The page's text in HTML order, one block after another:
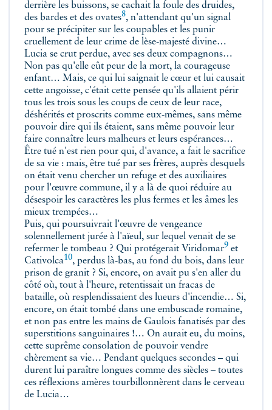
derrière les buissons, se cachait la foule des druides,
des bardes et des ovates8, n'attendant qu'un signal
pour se précipiter sur les coupables et les punir
cruellement de leur crime de lèse-majesté divine…
Lucia se crut perdue, avec ses deux compagnons…
Non pas qu'elle eût peur de la mort, la courageuse
enfant… Mais, ce qui lui saignait le cœur et lui causait
cette angoisse, c'était cette pensée qu'ils allaient périr
tous les trois sous les coups de ceux de leur race,
déshérités et proscrits comme eux-mêmes, sans même
pouvoir dire qui ils étaient, sans même pouvoir leur
faire connaître leurs malheurs et leurs espérances…
Être tué n'est rien pour qui, d'avance, a fait le sacrifice
de sa vie : mais, être tué par ses frères, auprès desquels
on était venu chercher un refuge et des auxiliaires
pour l'œuvre commune, il y a là de quoi réduire au
désespoir les caractères les plus fermes et les âmes les
mieux trempées…
Puis, qui poursuivrait l'œuvre de vengeance
solennellement jurée à l'aïeul, sur lequel venait de se
refermer le tombeau ? Qui protégerait Viridomar9 et
Cativolca10, perdus là-bas, au fond du bois, dans leur
prison de granit ? Si, encore, on avait pu s'en aller du
côté où, tout à l'heure, retentissait un fracas de
bataille, où resplendissaient des lueurs d'incendie… Si,
encore, on était tombé dans une embuscade romaine,
et non pas entre les mains de Gaulois fanatisés par des
superstitions sanguinaires !… On aurait eu, du moins,
cette suprême consolation de pouvoir vendre
chèrement sa vie… Pendant quelques secondes – qui
durent lui paraître longues comme des siècles – toutes
ces réflexions amères tourbillonnèrent dans le cerveau
de Lucia…